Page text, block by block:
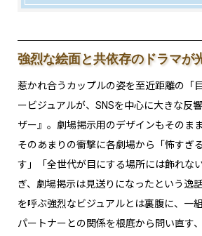
強烈な絵面と共依存のドラマが
惹かれ合うカップルの姿を至近距離の「
ービジュアルが、SNSを中心に大きな反
ザー』。劇場掲示用のデザインもそのま
そのあまりの衝撃に各劇場から「怖すぎ
す」「全世代が目にする場所には飾れな
ぎ、劇場掲示は見送りになったという逸
を呼ぶ強烈なビジュアルとは裏腹に、一
パートナーとの関係を根底から問い直す